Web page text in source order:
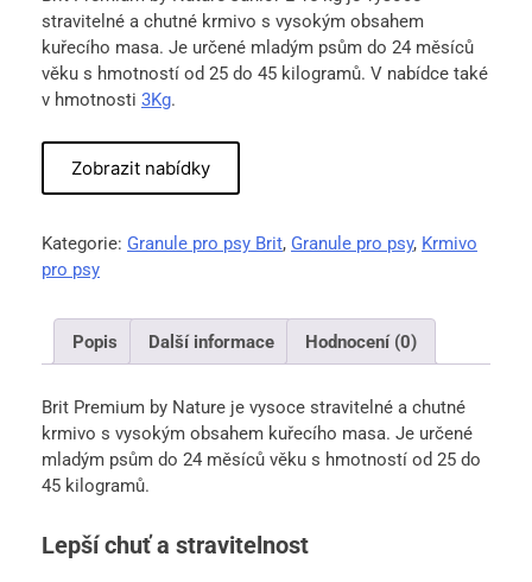
stravitelné a chutné krmivo s vysokým obsahem
kuřecího masa. Je určené mladým psům do 24 měsíců
věku s hmotností od 25 do 45 kilogramů. V nabídce také
v hmotnosti 3Kg.
Zobrazit nabídky
Kategorie: Granule pro psy Brit, Granule pro psy, Krmivo
pro psy
Popis Další informace Hodnocení (0)
Brit Premium by Nature je vysoce stravitelné a chutné
krmivo s vysokým obsahem kuřecího masa. Je určené
mladým psům do 24 měsíců věku s hmotností od 25 do
45 kilogramů.
Lepší chuť a stravitelnost